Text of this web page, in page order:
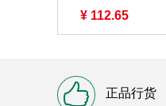
¥ 112.65
正品行货